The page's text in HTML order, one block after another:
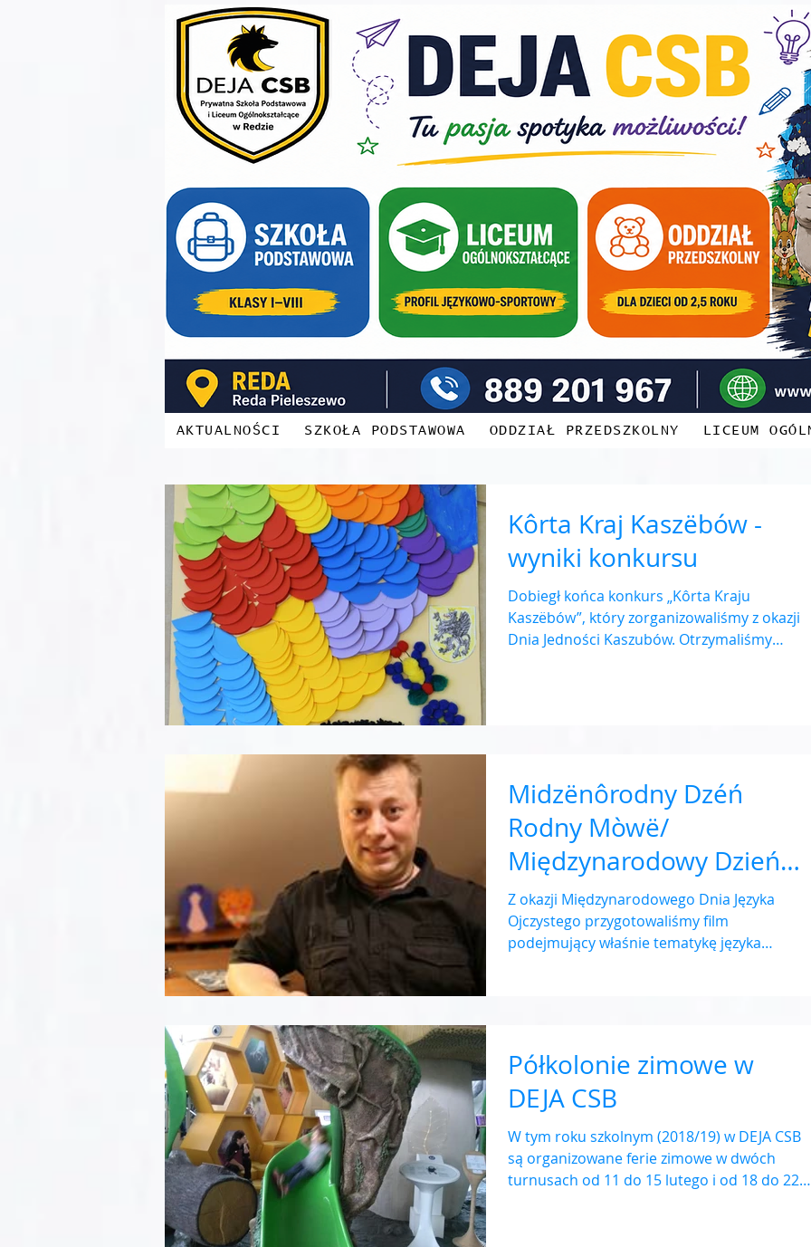
AKTUALNOŚCI SZKOŁA PODSTAWOWA ODDZIAŁ PRZEDSZKOLNY LICEUM
Kôrta Kraj Kaszëbów -
wyniki konkursu
Dobiegł końca konkurs „Kôrta Kraju
Kaszëbów”, który zorganizowaliśmy z okazji
Dnia Jedności Kaszubów. Otrzymaliśmy
Midzënôrodny Dzéń
Rodny Mòwë/
Międzynarodowy Dzień
Języka Ojczystego
Z okazji Międzynarodowego Dnia Języka
Ojczystego przygotowaliśmy film
podejmujący właśnie tematykę języka
Półkolonie zimowe w
DEJA CSB
W tym roku szkolnym (2018/19) w DEJA CSB
są organizowane ferie zimowe w dwóch
turnusach od 11 do 15 lutego i od 18 do 22